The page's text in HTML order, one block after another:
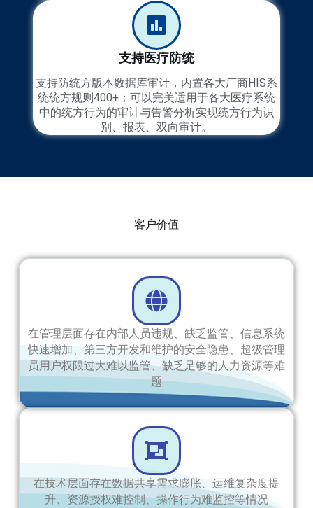
支持医疗防统
支持防统方版本数据库审计，内置各大厂商HIS系
统统方规则400+；可以完美适用于各大医疗系统
中的统方行为的审计与告警分析实现统方行为识
别、报表、双向审计。
客户价值
在管理层面存在内部人员违规、缺乏监管、信息系统
快速增加、第三方开发和维护的安全隐患、超级管理
员用户权限过大难以监管、缺乏足够的人力资源等难
题
在技术层面存在数据共享需求膨胀、运维复杂度提
升、资源授权难控制、操作行为难监控等情况